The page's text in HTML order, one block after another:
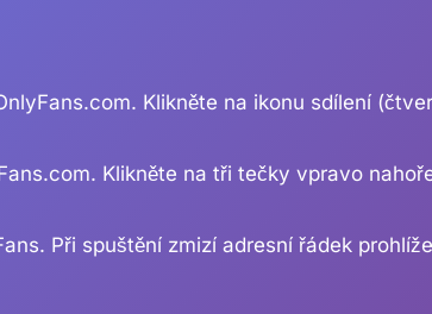
Klikněte na ikonu sdílení
Klikněte na tři tečky vpravo
Při spuštění zmizí adresní řádek